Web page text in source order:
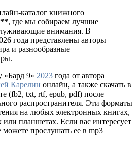
каталог книжного
**, где мы собираем лучшие
внимания. В
года представлены авторы
и разнообразные
«Бард 9» 2023 года от автора
Карелин онлайн, а также скачать в
(fb2, txt, rtf, epub, pdf) после
распространителя. Эти форматы
на любых электронных книгах,
планшетах. Если вас интересует
прослушать ее в mp3